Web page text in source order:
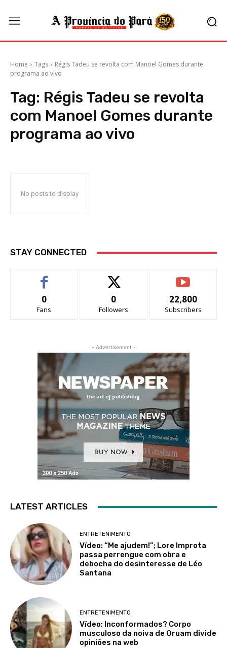
Home Tags
Régis Tadeu se revolta com Manoel Gomes durante
programa ao vivo
Tag: Régis Tadeu se revolta
com Manoel Gomes durante
programa ao vivo
No posts to display
STAY CONNECTED
0
Fans
0
Followers
22,800
Subscribers
- Advertisement -
LATEST ARTICLES
ENTRETENIMENTO
Vídeo: “Me ajudem!”; Lore Improta
passa perrengue com obra e
debocha do desinteresse de Léo
Santana
ENTRETENIMENTO
Vídeo: Inconformados? Corpo
musculoso da noiva de Oruam divide
opiniões na web